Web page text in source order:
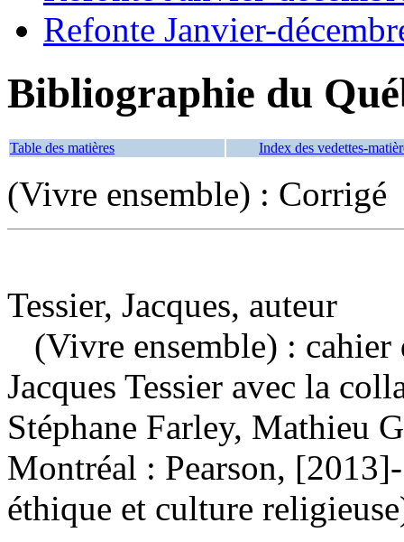
Refonte Janvier-
Bibliographie du
Table des matières Index des vedettes-
(Vivre ensemble) : Corrigé
Tessier, Jacques, auteur
(Vivre ensemble) :
Jacques Tessier avec la
Stéphane Farley,
Montréal : Pearson,
éthique et culture